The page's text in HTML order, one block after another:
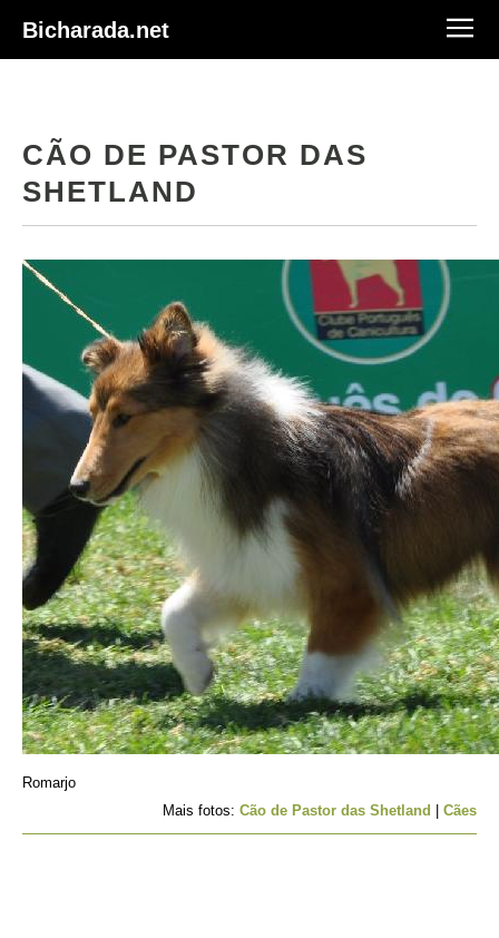
Bicharada.net
CÃO DE PASTOR DAS
SHETLAND
Romarjo
Mais fotos: Cão de Pastor das Shetland Cães